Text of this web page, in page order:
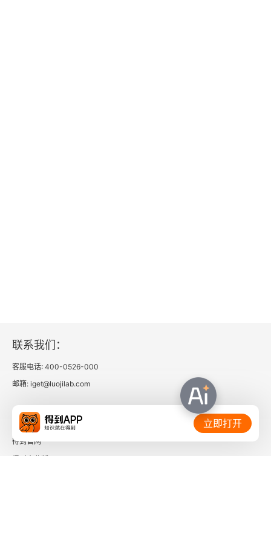
联系我们：
客服电话: 400-0526-000
邮箱: iget@luojilab.com
相关链接：
得到官网
立即打开